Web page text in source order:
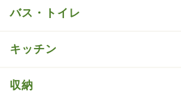
バス・トイレ
キッチン
収納